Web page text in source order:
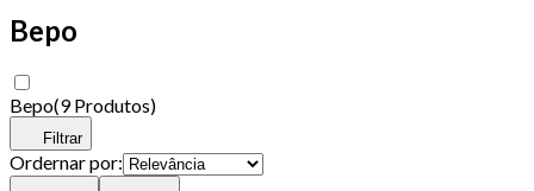
Bepo
Bepo(9 Produtos)
Filtrar
Ordernar por: